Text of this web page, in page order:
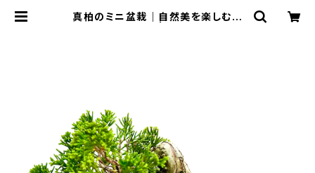
真柏のミニ盆栽｜自然美を楽しむ一